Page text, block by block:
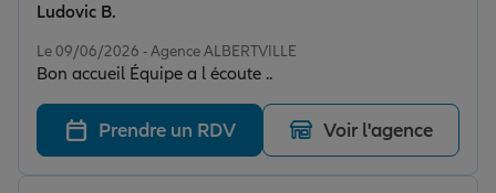
Le 09/06/2026 - Agence ALBERTVILLE
Bon accueil Équipe a l écoute ..
Ludovic B.
Prendre un RDV Voir l'agence